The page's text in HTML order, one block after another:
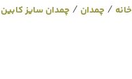
خانه / چمدان / چمدان سایز کابین